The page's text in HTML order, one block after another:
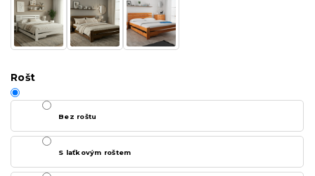
Rošt
Bez roštu
S laťkovým roštem